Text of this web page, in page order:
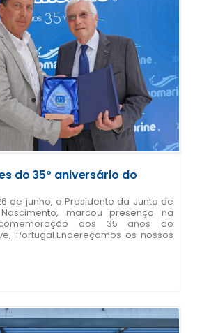
do 35º aniversário do
de junho, o Presidente da Junta de
marcou presença na
dos 35 anos do
Portugal.Endereçamos os nossos